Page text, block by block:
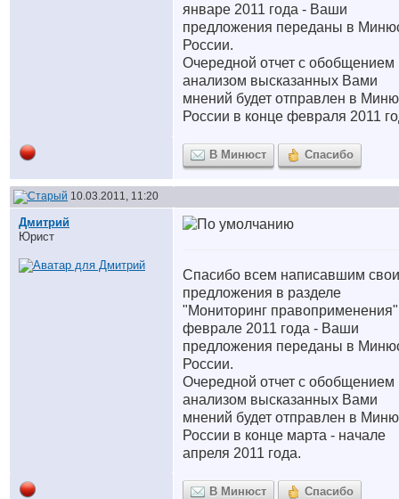
январе 2011 года - Ваши
предложения переданы в
России.
Очередной отчет с обобщением
анализом высказанных Вами
мнений будет отправлен в
России в конце февраля 2011
В Минюст Спасибо
10.03.2011, 11:20
Дмитрий
Юрист
Спасибо всем написавшим свои
предложения в разделе
"Мониторинг
феврале 2011 года - Ваши
предложения переданы в
России.
Очередной отчет с обобщением
анализом высказанных Вами
мнений будет отправлен в
России в конце марта - начале
апреля 2011 года.
В Минюст Спасибо